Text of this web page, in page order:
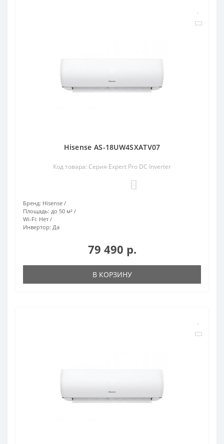
Hisense AS-18UW4SXATV07
Код товара: Серия Expert Pro DC Inverter
Бренд: Hisense
Площадь: до 50 м²
Wi-Fi: Нет
Инвертор: Да
79 490 р.
В КОРЗИНУ